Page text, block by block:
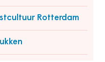
Rotterdam